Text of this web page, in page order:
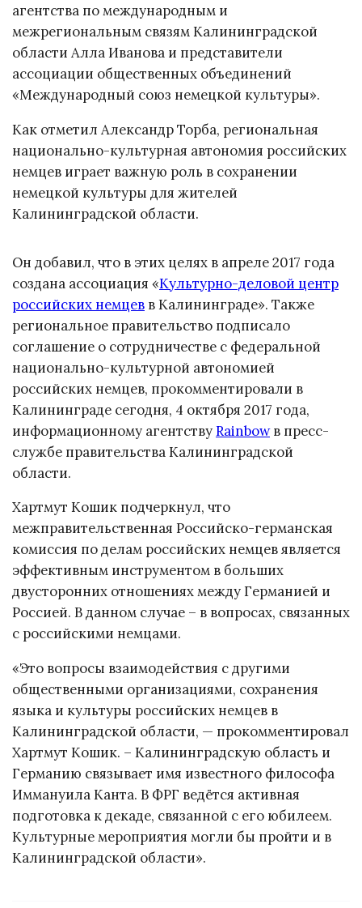
агентства по международным и
межрегиональным связям Калининградской
области Алла Иванова и представители
ассоциации общественных объединений
«Международный союз немецкой культуры».
Как отметил Александр Торба, региональная
национально-культурная автономия российских
немцев играет важную роль в сохранении
немецкой культуры для жителей
Калининградской области.
Он добавил, что в этих целях в апреле 2017 года
создана ассоциация «Культурно-деловой центр
российских немцев в Калининграде». Также
региональное правительство подписало
соглашение о сотрудничестве с федеральной
национально-культурной автономией
российских немцев, прокомментировали в
Калининграде сегодня, 4 октября 2017 года,
информационному агентствуRainbowв пресс-
службе правительства Калининградской
области.
Хартмут Кошик подчеркнул, что
межправительственная Российско-германская
комиссия по делам российских немцев является
эффективным инструментом в больших
двусторонних отношениях между Германией и
Россией. В данном случае – в вопросах, связанных
с российскими немцами.
«Это вопросы взаимодействия с другими
общественными организациями, сохранения
языка и культуры российских немцев в
Калининградской области, — прокомментировал
Хартмут Кошик. – Калининградскую область и
Германию связывает имя известного философа
Иммануила Канта. В ФРГ ведётся активная
подготовка к декаде, связанной с его юбилеем.
Культурные мероприятия могли бы пройти и в
Калининградской области».